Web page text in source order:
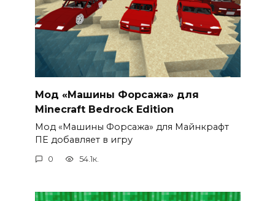
Мод «Машины Форсажа» для
Minecraft Bedrock Edition
Мод «Машины Форсажа» для Майнкрафт
ПЕ добавляет в игру
0 54.1к.